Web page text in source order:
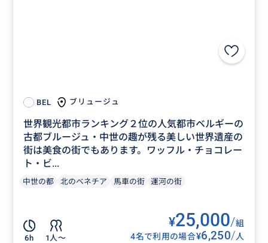
BEL ブリュージュ
世界観光都市ランキング２位の人気都市ベルギーの
古都ブルージュ・中世の趣が残る美しい世界遺産の
街は美食の街でもあります。ワッフル・チョコレー
ト・ビ...
中世の都 北のベネチア 馬車の街 運河の街
6h 1人〜
¥25,000/組
4名で利用の場合¥6,250/人